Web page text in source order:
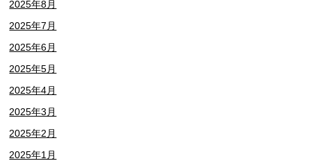
2025年8月
2025年7月
2025年6月
2025年5月
2025年4月
2025年3月
2025年2月
2025年1月